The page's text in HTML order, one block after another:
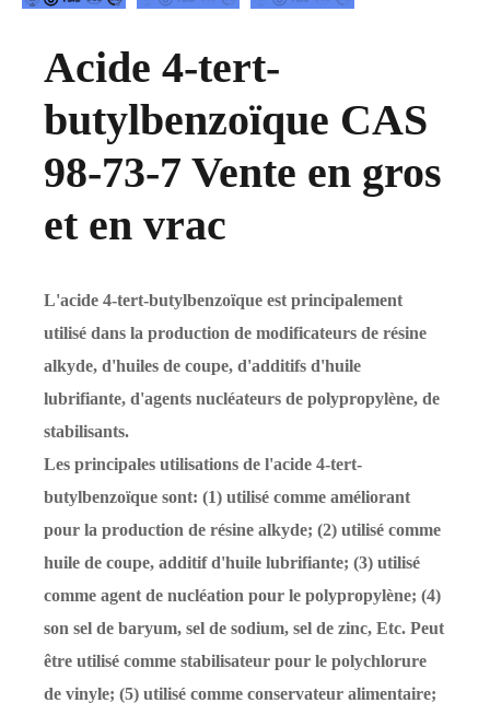
Acide 4-tert-
butylbenzoïque CAS
98-73-7 Vente en gros
et en vrac
L'acide 4-tert-butylbenzoïque est principalement
utilisé dans la production de modificateurs de résine
alkyde, d'huiles de coupe, d'additifs d'huile
lubrifiante, d'agents nucléateurs de polypropylène, de
stabilisants.
Les principales utilisations de l'acide 4-tert-
butylbenzoïque sont: (1) utilisé comme améliorant
pour la production de résine alkyde; (2) utilisé comme
huile de coupe, additif d'huile lubrifiante; (3) utilisé
comme agent de nucléation pour le polypropylène; (4)
son sel de baryum, sel de sodium, sel de zinc, Etc. Peut
être utilisé comme stabilisateur pour le polychlorure
de vinyle; (5) utilisé comme conservateur alimentaire;